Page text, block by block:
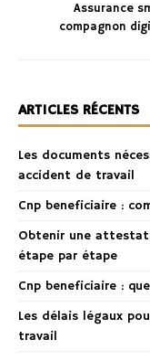
Assurance
compagnon
ARTICLES RÉCENTS
Les documents
accident de travail
Cnp beneficiaire :
Obtenir une
étape par étape
Cnp beneficiaire :
Les délais légaux
travail